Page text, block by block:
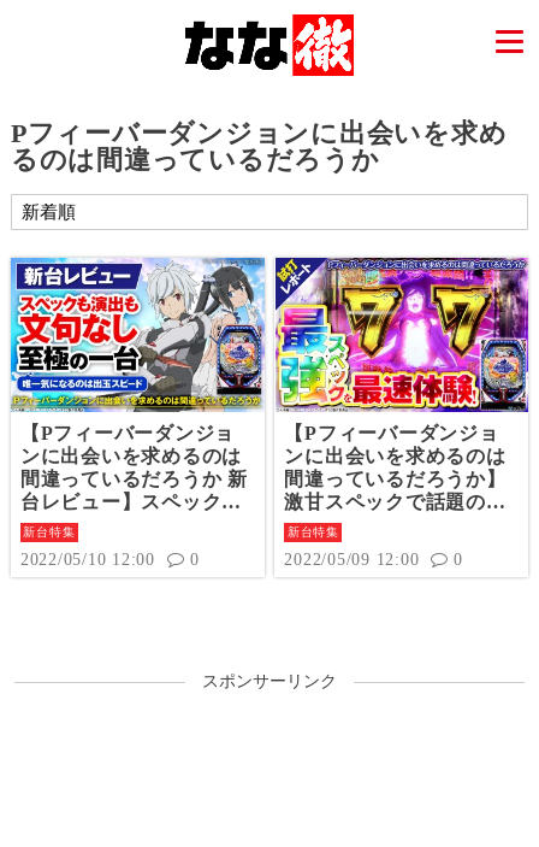
Pフィーバーダンジョンに出会いを求め
るのは間違っているだろうか
【Pフィーバーダンジョ
ンに出会いを求めるのは
間違っているだろうか 新
台レビュー】スペックは
完璧で演出バランスやラ
ッシュ中も文句なし！
新台特集
2022/05/10 12:00 0
【Pフィーバーダンジョ
ンに出会いを求めるのは
間違っているだろうか】
激甘スペックで話題のダ
ンまち新台を最速実戦！
新台特集
2022/05/09 12:00 0
スポンサーリンク